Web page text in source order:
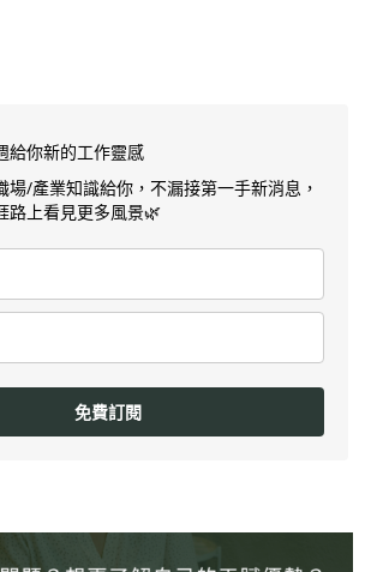
給你新的工作靈感
場/產業知識給你，不漏接第一手新消息，
路上看見更多風景🌿
免費訂閱